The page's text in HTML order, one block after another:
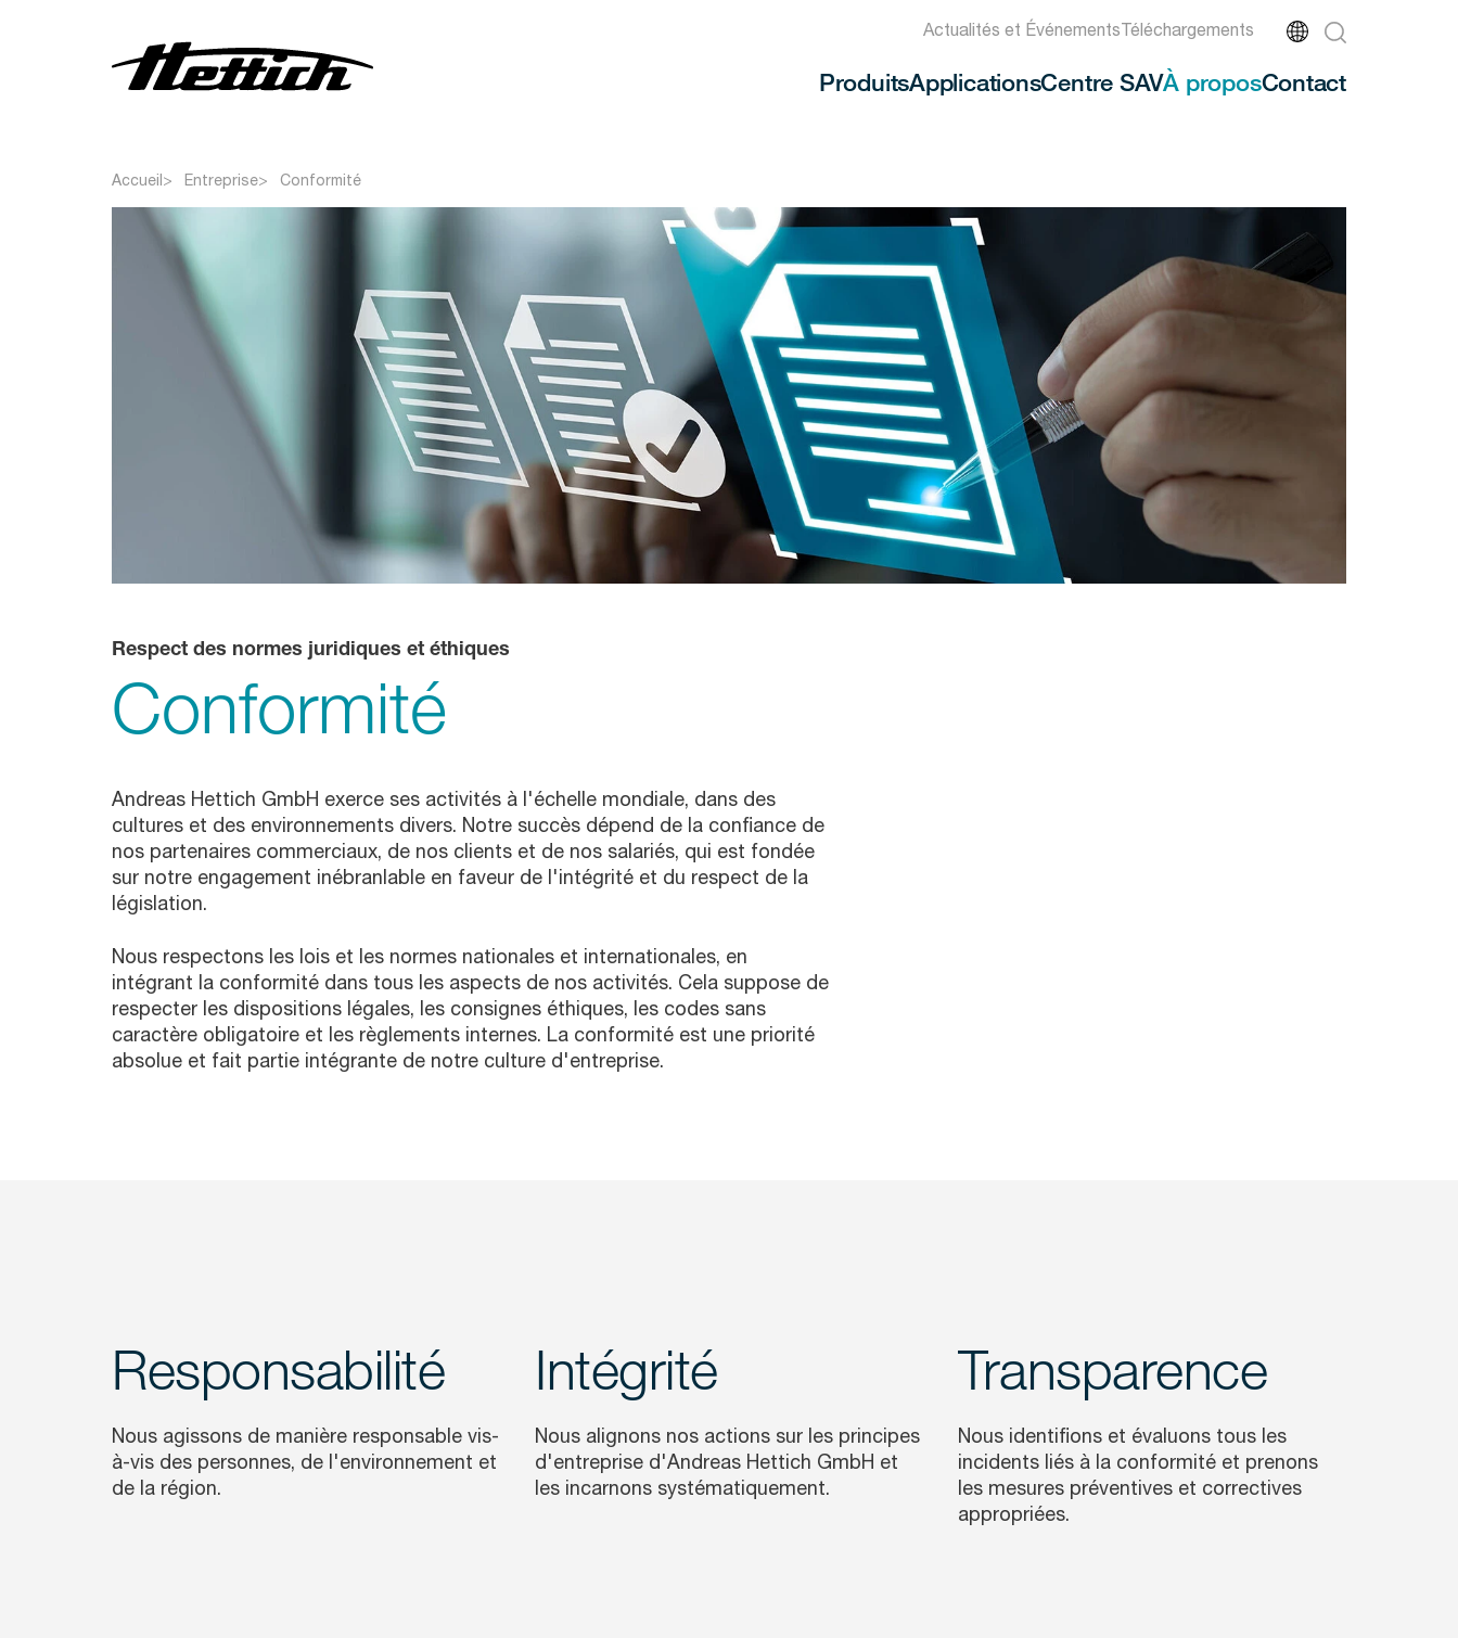
Actualités et ÉvénementsTéléchargements
Produits
Réfrigérateurs
Congélateurs
ApplicationsCentre SAVÀ proposContact
Accueil Entreprise Conformité
Respect des normes juridiques et éthiques
Conformité
Andreas Hettich GmbH exerce ses activités à l'échelle mondiale, dans des
cultures et des environnements divers. Notre succès dépend de la confiance de
nos partenaires commerciaux, de nos clients et de nos salariés, qui est fondée
sur notre engagement inébranlable en faveur de l'intégrité et du respect de la
législation.
Nous respectons les lois et les normes nationales et internationales, en
intégrant la conformité dans tous les aspects de nos activités. Cela suppose de
respecter les dispositions légales, les consignes éthiques, les codes sans
caractère obligatoire et les règlements internes. La conformité est une priorité
absolue et fait partie intégrante de notre culture d'entreprise.
Responsabilité
Nous agissons de manière responsable vis-
à-vis des personnes, de l'environnement et
de la région.
Intégrité
Nous alignons nos actions sur les principes
d'entreprise d'Andreas Hettich GmbH et
les incarnons systématiquement.
Transparence
Nous identifions et évaluons tous les
incidents liés à la conformité et prenons
les mesures préventives et correctives
appropriées.